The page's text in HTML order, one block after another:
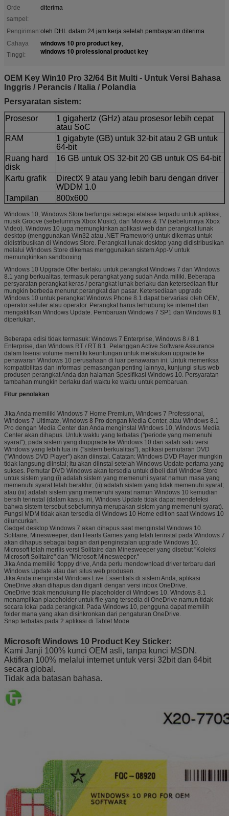
Orde
sampel:
diterima
Pengiriman:oleh DHL dalam 24 jam kerja setelah pembayaran diterima
Cahaya
Tinggi:
windows 10 pro product key,
windows 10 professional product key
OEM Key Win10 Pro 32/64 Bit Multi - Untuk Versi Bahasa
Inggris / Perancis / Italia / Polandia
Persyaratan sistem:
Prosesor
1 gigahertz (GHz) atau prosesor lebih cepat
atau SoC
RAM
1 gigabyte (GB) untuk 32-bit atau 2 GB untuk
64-bit
Ruang hard
disk
16 GB untuk OS 32-bit 20 GB untuk OS 64-bit
Kartu grafik
DirectX 9 atau yang lebih baru dengan driver
WDDM 1.0
Tampilan
800x600
Windows 10, Windows Store berfungsi sebagai etalase terpadu untuk aplikasi,
musik Groove (sebelumnya Xbox Music), dan Movies & TV (sebelumnya Xbox
Video). Windows 10 juga memungkinkan aplikasi web dan perangkat lunak
desktop (menggunakan Win32 atau .NET Framework) untuk dikemas untuk
didistribusikan di Windows Store. Perangkat lunak desktop yang didistribusikan
melalui Windows Store dikemas menggunakan sistem App-V untuk
memungkinkan sandboxing.
Windows 10 Upgrade Offer berlaku untuk perangkat Windows 7 dan Windows
8.1 yang berkualitas, termasuk perangkat yang sudah Anda miliki. Beberapa
persyaratan perangkat keras / perangkat lunak berlaku dan ketersediaan fitur
mungkin berbeda menurut perangkat dan pasar. Ketersediaan upgrade
Windows 10 untuk perangkat Windows Phone 8.1 dapat bervariasi oleh OEM,
operator seluler atau operator. Perangkat harus terhubung ke internet dan
mengaktifkan Windows Update. Pembaruan Windows 7 SP1 dan Windows 8.1
diperlukan.
Beberapa edisi tidak termasuk: Windows 7 Enterprise, Windows 8 / 8.1
Enterprise, dan Windows RT / RT 8.1. Pelanggan Active Software Assurance
dalam lisensi volume memiliki keuntungan untuk melakukan upgrade ke
penawaran Windows 10 perusahaan di luar penawaran ini. Untuk memeriksa
kompatibilitas dan informasi pemasangan penting lainnya, kunjungi situs web
produsen perangkat Anda dan halaman Spesifikasi Windows 10. Persyaratan
tambahan mungkin berlaku dari waktu ke waktu untuk pembaruan.
Fitur penolakan
Jika Anda memiliki Windows 7 Home Premium, Windows 7 Professional,
Windows 7 Ultimate, Windows 8 Pro dengan Media Center, atau Windows 8.1
Pro dengan Media Center dan Anda menginstal Windows 10, Windows Media
Center akan dihapus. Untuk waktu yang terbatas ("periode yang memenuhi
syarat"), pada sistem yang diupgrade ke Windows 10 dari salah satu versi
Windows yang lebih tua ini ("sistem berkualitas"), aplikasi pemutaran DVD
("Windows DVD Player") akan diinstal. Catatan: Windows DVD Player mungkin
tidak langsung diinstal; itu akan diinstal setelah Windows Update pertama yang
sukses. Pemutar DVD Windows akan tersedia untuk dibeli dari Window Store
untuk sistem yang (i) adalah sistem yang memenuhi syarat namun masa yang
memenuhi syarat telah berakhir; (ii) adalah sistem yang tidak memenuhi syarat;
atau (iii) adalah sistem yang memenuhi syarat namun Windows 10 kemudian
bersih terinstal (dalam kasus ini, Windows Update tidak dapat mendeteksi
bahwa sistem tersebut sebelumnya merupakan sistem yang memenuhi syarat).
Fungsi MDM tidak akan tersedia di Windows 10 Home edition saat Windows 10
diluncurkan.
Gadget desktop Windows 7 akan dihapus saat menginstal Windows 10.
Solitaire, Minesweeper, dan Hearts Games yang telah terinstal pada Windows 7
akan dihapus sebagai bagian dari penginstalan upgrade Windows 10.
Microsoft telah merilis versi Solitaire dan Minesweeper yang disebut "Koleksi
Microsoft Solitaire" dan "Microsoft Minesweeper."
Jika Anda memiliki floppy drive, Anda perlu mendownload driver terbaru dari
Windows Update atau dari situs web produsen.
Jika Anda menginstal Windows Live Essentials di sistem Anda, aplikasi
OneDrive akan dihapus dan diganti dengan versi inbox OneDrive.
OneDrive tidak mendukung file placeholder di Windows 10. Windows 8.1
menampilkan placeholder untuk file yang tersedia di OneDrive namun tidak
secara lokal pada perangkat. Pada Windows 10, pengguna dapat memilih
folder mana yang akan disinkronkan dari pengaturan OneDrive.
Snap terbatas pada 2 aplikasi di Tablet Mode.
Microsoft Windows 10 Product Key Sticker:
Kami Janji 100% kunci OEM asli, tanpa kunci MSDN.
Aktifkan 100% melalui internet untuk versi 32bit dan 64bit
secara global.
Tidak ada batasan bahasa.